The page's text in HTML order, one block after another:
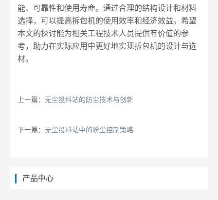
能、可靠性和使用寿命。通过合理的结构设计和材料
选择，可以提高拆包机的使用效率和经济效益。希望
本文的探讨能为相关工程技术人员提供有价值的参
考，助力在实际应用中更好地实现拆包机的设计与选
材。
上一篇：无尘投料站的防尘技术与创新
下一篇：无尘投料站中的粉尘控制策略
产品中心